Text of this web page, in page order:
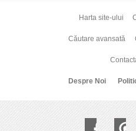
Harta site-ului
Căutare avansată
Despre Noi